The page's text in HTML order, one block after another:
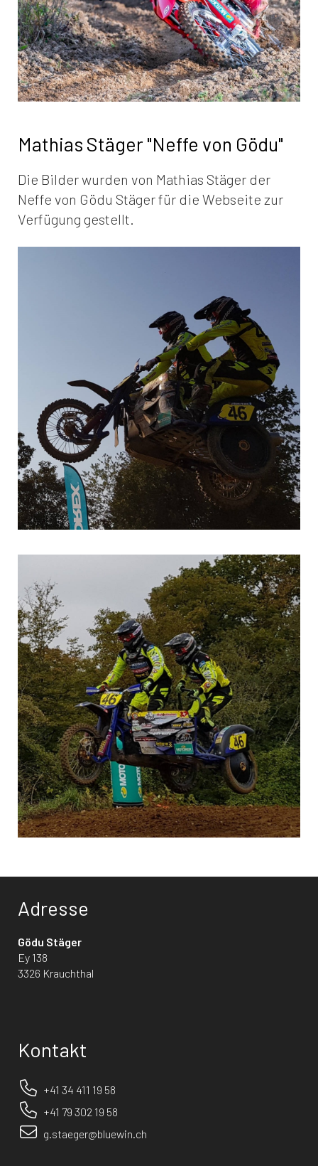
Mathias Stäger "Neffe von Gödu"
Die Bilder wurden von Mathias Stäger der
Neffe von Gödu Stäger für die Webseite zur
Verfügung gestellt.
Adresse
Gödu Stäger
Ey 138
3326 Krauchthal
Kontakt
+41 34 411 19 58
+41 79 302 19 58
g.staeger@bluewin.ch